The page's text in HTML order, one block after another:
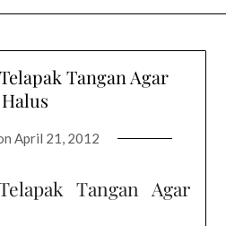
Tangan Agar
Halus
April 21, 2012
Tangan Agar